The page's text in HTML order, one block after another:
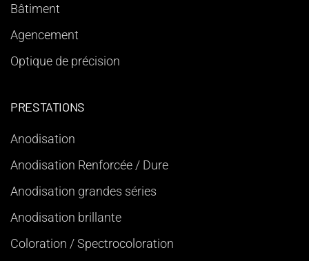
Bâtiment
Agencement
Optique de précision
PRESTATIONS
Anodisation
Anodisation Renforcée / Dure
Anodisation grandes séries
Anodisation brillante
Coloration / Spectrocoloration